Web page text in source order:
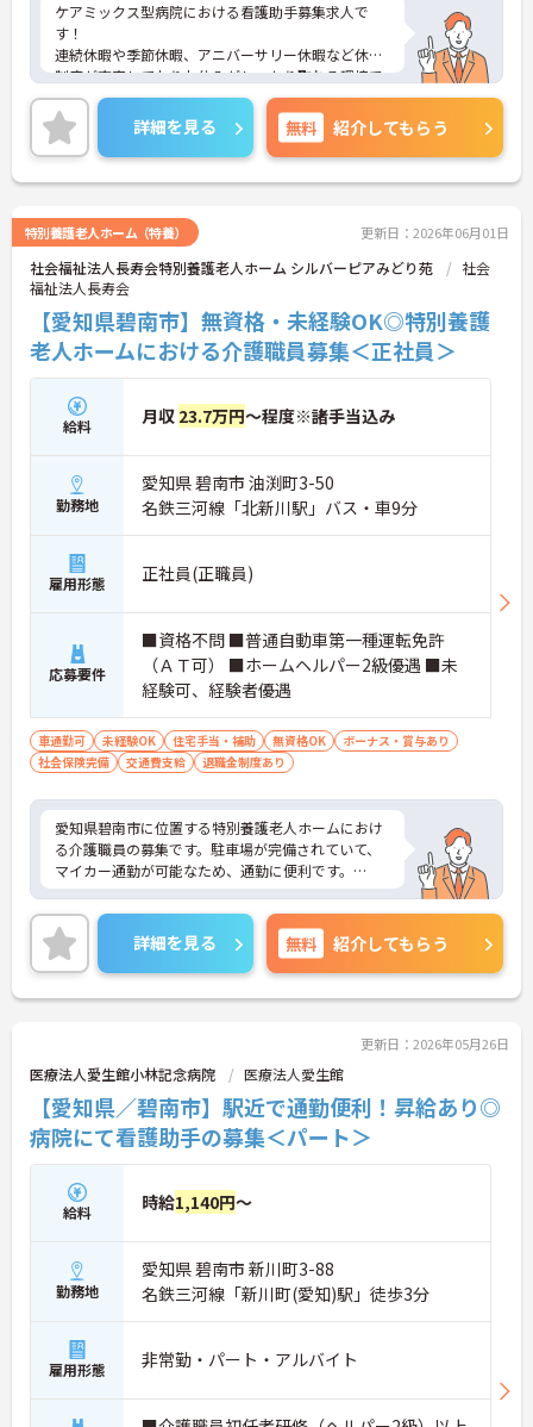
ケアミックス型病院における看護助手募集求人で
す！
連続休暇や季節休暇、アニバーサリー休暇など休暇
制度が充実しておりお休みがしっかり取れる環境で
す！
研修や勉強会などスキルアップの為の教育体制も充
実です！
ご興味ある方には、面接のポイントなど、さらに詳
細をお話致しますのでお気軽にご相談ください。
詳細を見る 無料 紹介してもらう
特別養護老人ホーム（特養） 更新日：2026年06月01日
社会福祉法人長寿会特別養護老人ホーム シルバーピアみどり苑
社会
福祉法人長寿会
【愛知県碧南市】無資格・未経験OK◎特別養護
老人ホームにおける介護職員募集＜正社員＞
給料 月収 23.7万円～程度※諸手当込み
勤務地
愛知県 碧南市 油渕町3-50
名鉄三河線「北新川駅」バス・車9分
雇用形態 正社員(正職員)
応募要件
■資格不問 ■普通自動車第一種運転免許
（ＡＴ可） ■ホームヘルパー2級優遇 ■未
経験可、経験者優遇
車通勤可 未経験OK 住宅手当・補助 無資格OK
ボーナス・賞与あり
社会保険完備
交通費支給 退職金制度あり
愛知県碧南市に位置する特別養護老人ホームにおけ
る介護職員の募集です。駐車場が完備されていて、
マイカー通勤が可能なため、通勤に便利です。
残業時間はほとんど発生しません。プライベートと
メリハリをつけて勤務できます。
入社後は研修があるので未経験者の方も会社がしっ
かりとサポートします。
ご興味をお持ちの方には、詳細の情報や面接のポイ
ントをお伝えしますのでお気軽にお問い合わせくだ
さい。
詳細を見る 無料 紹介してもらう
更新日：2026年05月26日
医療法人愛生館小林記念病院 医療法人愛生館
【愛知県／碧南市】駅近で通勤便利！昇給あり◎
病院にて看護助手の募集＜パート＞
給料 時給1,140円～
勤務地
愛知県 碧南市 新川町3-88
名鉄三河線「新川町(愛知)駅」徒歩3分
雇用形態 非常勤・パート・アルバイト